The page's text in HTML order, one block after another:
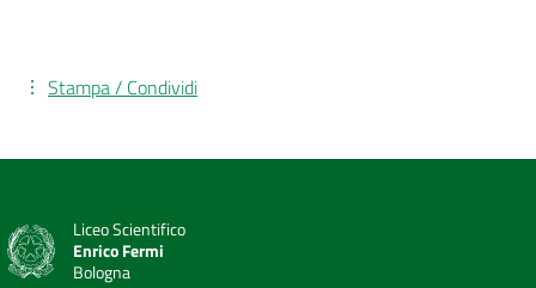
Stampa / Condividi
Liceo Scientifico
Enrico Fermi
Bologna